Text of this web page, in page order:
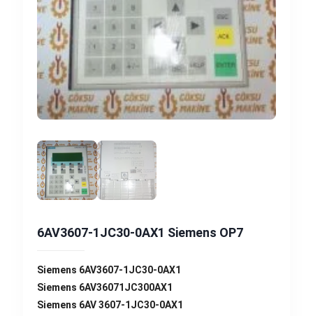
6AV3607-1JC30-0AX1 Siemens OP7
Siemens 6AV3607-1JC30-0AX1
Siemens 6AV36071JC300AX1
Siemens 6AV 3607-1JC30-0AX1